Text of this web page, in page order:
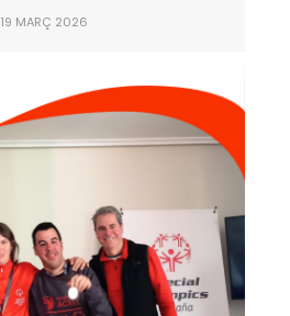
19 MARÇ 2026